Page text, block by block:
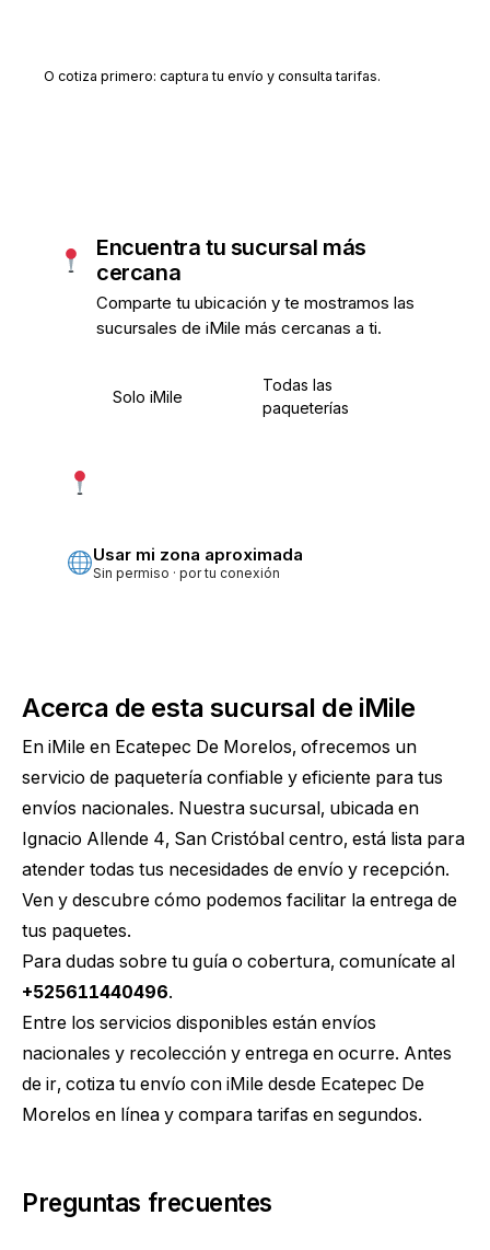
O cotiza primero: captura tu envío y consulta tarifas.
Encuentra tu sucursal más
cercana
Comparte tu ubicación y te mostramos las
sucursales de iMile más cercanas a ti.
Solo iMile
Todas las
paqueterías
Usar mi zona aproximada
Sin permiso · por tu conexión
Acerca de esta sucursal de iMile
En iMile en Ecatepec De Morelos, ofrecemos un
servicio de paquetería confiable y eficiente para tus
envíos nacionales. Nuestra sucursal, ubicada en
Ignacio Allende 4, San Cristóbal centro, está lista para
atender todas tus necesidades de envío y recepción.
Ven y descubre cómo podemos facilitar la entrega de
tus paquetes.
Para dudas sobre tu guía o cobertura, comunícate al
+525611440496.
Entre los servicios disponibles están envíos
nacionales y recolección y entrega en ocurre. Antes
de ir, cotiza tu envío con iMile desde Ecatepec De
Morelos en línea y compara tarifas en segundos.
Preguntas frecuentes